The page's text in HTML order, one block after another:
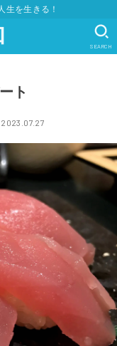
生を生きる！
SEARCH
ト
2023.07.27